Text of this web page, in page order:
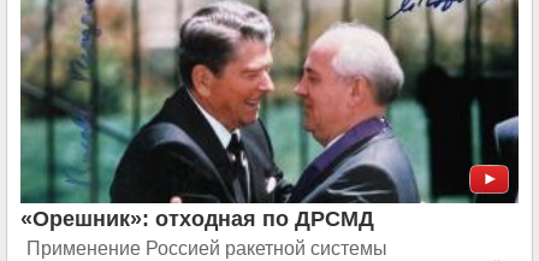
«Орешник»: отходная по ДРСМД
Применение Россией ракетной системы